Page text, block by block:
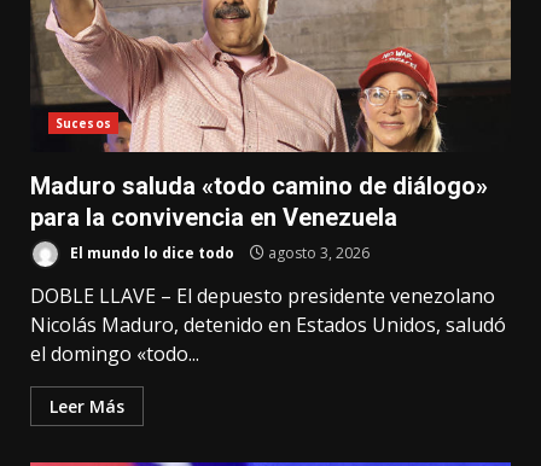
Sucesos
Maduro saluda «todo camino de diálogo»
para la convivencia en Venezuela
El mundo lo dice todo agosto 3, 2026
DOBLE LLAVE – El depuesto presidente venezolano
Nicolás Maduro, detenido en Estados Unidos, saludó
el domingo «todo...
Leer Más